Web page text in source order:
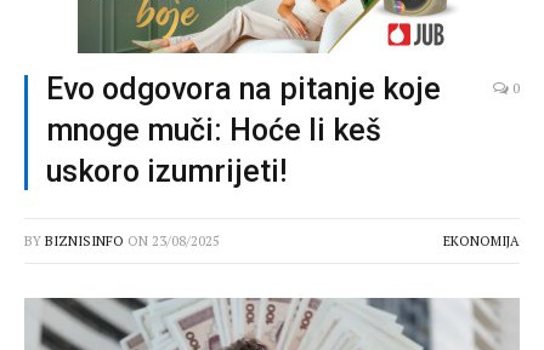
Evo odgovora na pitanje koje
mnoge muči: Hoće li keš
uskoro izumrijeti!
0
BY BIZNISINFO ON 23/08/2025 EKONOMIJA